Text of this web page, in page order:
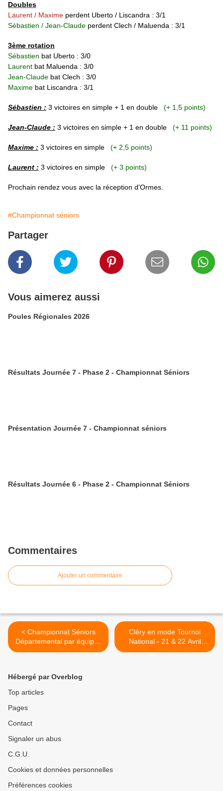
Doubles
Laurent / Maxime perdent Uberto / Liscandra : 3/1
Sébastien / Jean-Claude perdent Clech / Maluenda : 3/1
3ème rotation
Sébastien bat Uberto : 3/0
Laurent bat Maluenda : 3/0
Jean-Claude bat Clech : 3/0
Maxime bat Liscandra : 3/1
Sébastien : 3 victoires en simple + 1 en double (+ 1,5 points)
Jean-Claude : 3 victoires en simple + 1 en double (+ 11 points)
Maxime : 3 victoires en simple (+ 2,5 points)
Laurent : 3 victoires en simple (+ 3 points)
Prochain rendez vous avec la réception d'Ormes.
#Championnat séniors
Partager
Vous aimerez aussi
Poules Régionales 2026
Résultats Journée 7 - Phase 2 - Championnat Séniors
Présentation Journée 7 - Championnat séniors
Résultats Journée 6 - Phase 2 - Championnat Séniors
Commentaires
Ajouter un commentaire
< Championnat Séniors
Départemental par équipes
- Journée 6 - Phase 2
Cléry en mode Tournoi
National - 21 & 22 Avril
2018 >
Hébergé par Overblog
Top articles
Pages
Contact
Signaler un abus
C.G.U.
Cookies et données personnelles
Préférences cookies